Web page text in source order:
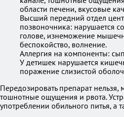
области печени, вкусовые
Высший передний отдел
позвоночника: нарушается
голове, изнеможение
беспокойство, волнение.
Аллергия на компоненты:
У детишек нарушается
поражение слизистой
Передозировать препарат нельзя,
тошнотные ощущения и рвота.
употреблении обильного питья, а